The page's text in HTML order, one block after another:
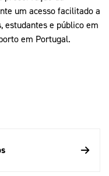
um acesso facilitado a
estudantes e público em
em Portugal.